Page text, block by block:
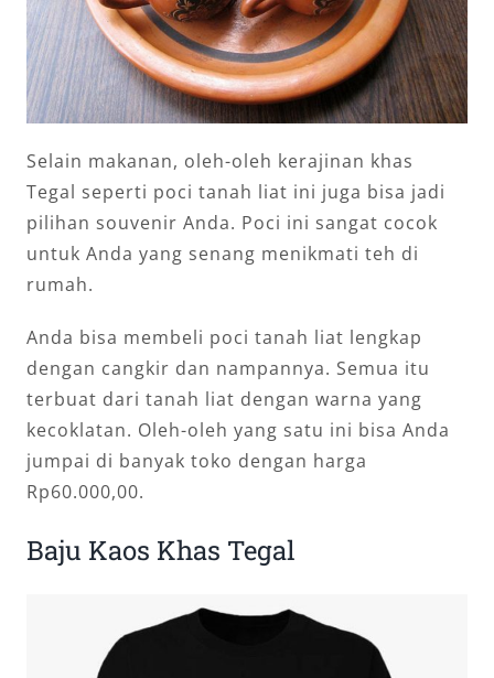
Selain makanan, oleh-oleh kerajinan khas
Tegal seperti poci tanah liat ini juga bisa jadi
pilihan souvenir Anda. Poci ini sangat cocok
untuk Anda yang senang menikmati teh di
rumah.
Anda bisa membeli poci tanah liat lengkap
dengan cangkir dan nampannya. Semua itu
terbuat dari tanah liat dengan warna yang
kecoklatan. Oleh-oleh yang satu ini bisa Anda
jumpai di banyak toko dengan harga
Rp60.000,00.
Baju Kaos Khas Tegal